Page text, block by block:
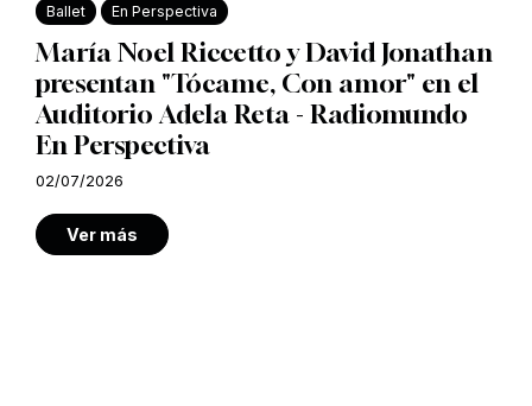
Ballet En Perspectiva
María Noel Riccetto y David Jonathan
presentan "Tócame, Con amor" en el
Auditorio Adela Reta - Radiomundo
En Perspectiva
02/07/2026
Ver más